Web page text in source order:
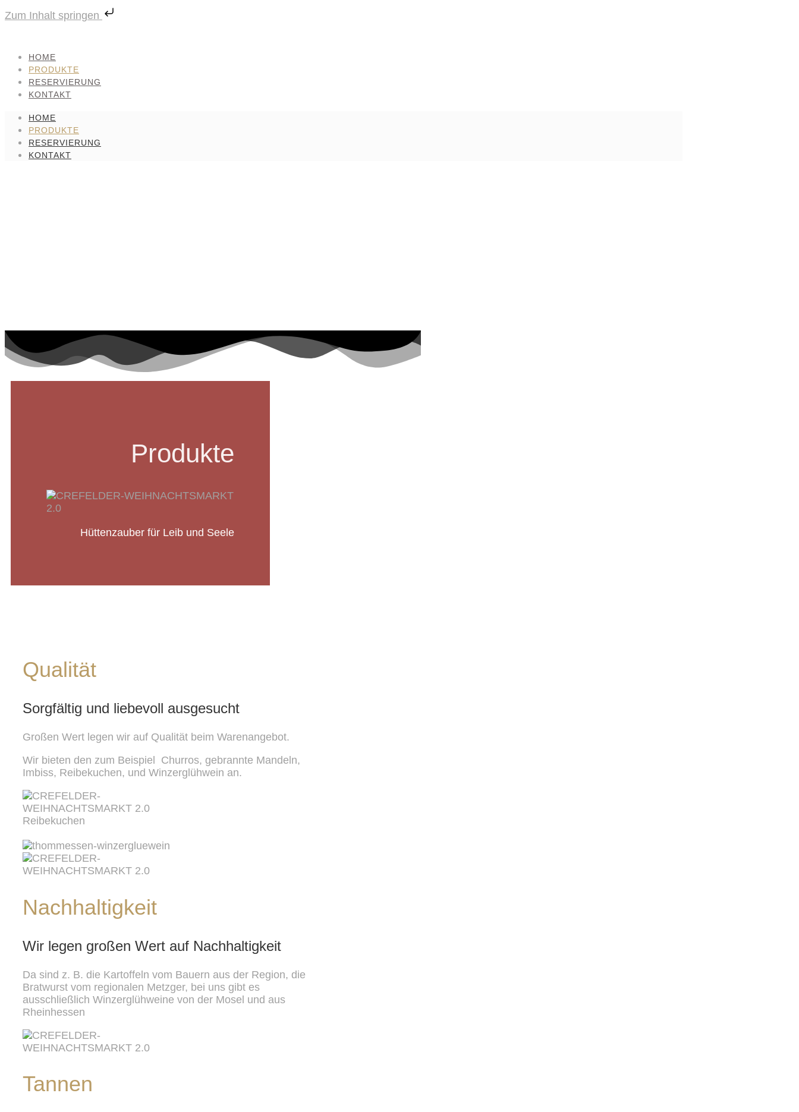
Zum Inhalt springen
HOME
PRODUKTE
RESERVIERUNG
KONTAKT
HOME
PRODUKTE
RESERVIERUNG
KONTAKT
Produkte
Hüttenzauber für Leib und Seele
Qualität
Sorgfältig und liebevoll ausgesucht
Großen Wert legen wir auf Qualität beim Warenangebot.
Wir bieten den zum Beispiel Churros, gebrannte Mandeln,
Imbiss, Reibekuchen, und Winzerglühwein an.
Nachhaltigkeit
Wir legen großen Wert auf Nachhaltigkeit
Da sind z. B. die Kartoffeln vom Bauern aus der Region, die
Bratwurst vom regionalen Metzger, bei uns gibt es
ausschließlich Winzerglühweine von der Mosel und aus
Rheinhessen
Tannen